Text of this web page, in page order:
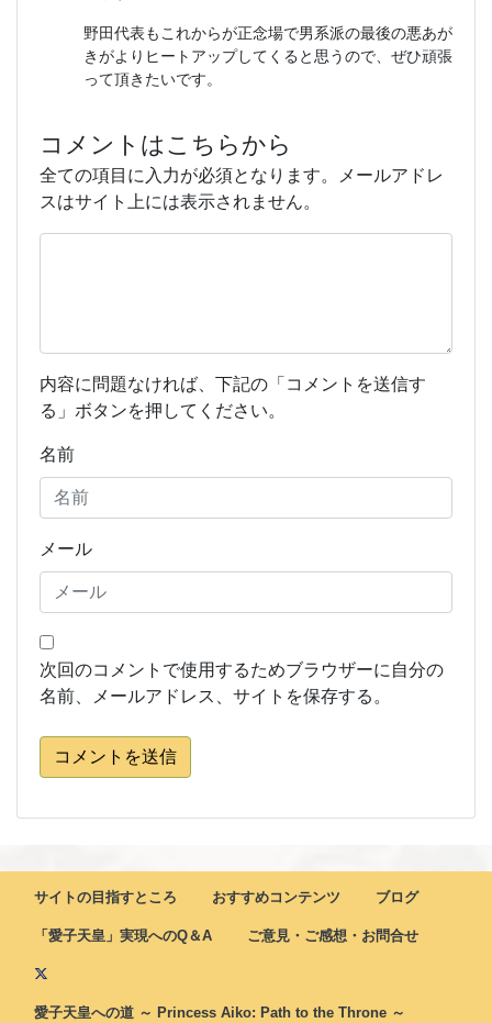
野田代表もこれからが正念場で男系派の最後の悪あが
きがよりヒートアップしてくると思うので、ぜひ頑張
って頂きたいです。
コメントはこちらから
全ての項目に入力が必須となります。メールアドレ
スはサイト上には表示されません。
内容に問題なければ、下記の「コメントを送信す
る」ボタンを押してください。
名前
メール
次回のコメントで使用するためブラウザーに自分の
名前、メールアドレス、サイトを保存する。
コメントを送信
サイトの目指すところ おすすめコンテンツ ブログ
「愛子天皇」実現へのQ＆A ご意見・ご感想・お問合せ
愛子天皇への道 ～ Princess Aiko: Path to the Throne ～